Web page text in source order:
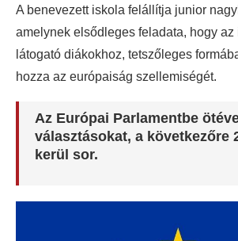
A benevezett iskola felállítja junior
amelynek elsődleges feladata, hogy az
látogató diákokhoz, tetszőleges
hozza az európaiság szellemiségét.
Az Európai Parlamentbe
választásokat, a következőre
kerül sor.